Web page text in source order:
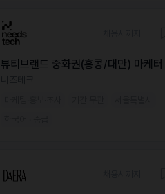
뷰티브랜드 중화권(홍콩/대만) 마케터